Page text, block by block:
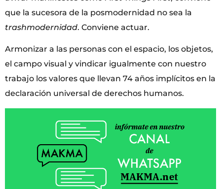
que la sucesora de la posmodernidad no sea la
trashmodernidad. Conviene actuar.
Armonizar a las personas con el espacio, los objetos,
el campo visual y vindicar igualmente con nuestro
trabajo los valores que llevan 74 años implícitos en la
declaración universal de derechos humanos.